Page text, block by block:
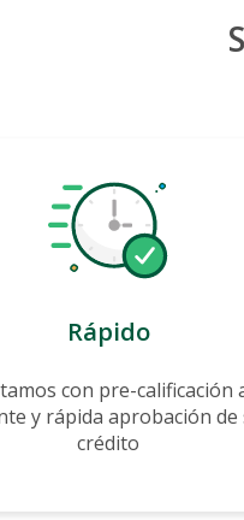
Rápido
con pre-calificación
y rápida aprobación de
crédito